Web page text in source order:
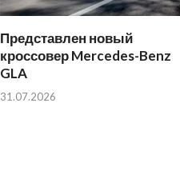
Представлен новый
кроссовер Mercedes-Benz
GLA
31.07.2026